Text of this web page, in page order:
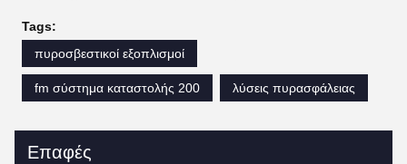
Tags:
πυροσβεστικοί εξοπλισμοί
fm σύστημα καταστολής 200 λύσεις πυρασφάλειας
Επαφές